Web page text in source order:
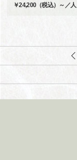
￥24,200（税込）～／人